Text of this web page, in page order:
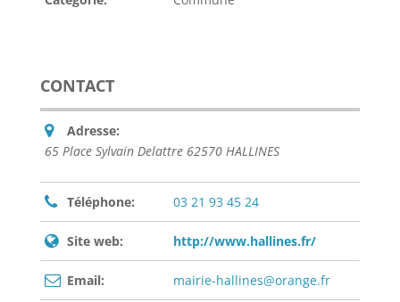
CONTACT
Adresse:
65 Place Sylvain Delattre 62570 HALLINES
Téléphone: 03 21 93 45 24
Site web: http://www.hallines.fr/
Email: mairie-hallines@orange.fr